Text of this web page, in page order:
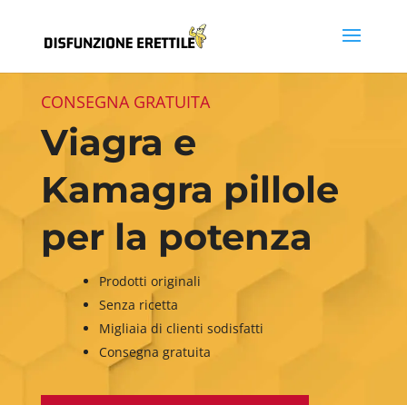
CONSEGNA GRATUITA
Viagra e
Kamagra pillole
per la potenza
Prodotti originali
Senza ricetta
Migliaia di clienti sodisfatti
Consegna gratuita